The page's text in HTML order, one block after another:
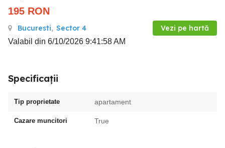
195 RON
Bucuresti, Sector 4 Vezi pe hartă
Valabil din 6/10/2026 9:41:58 AM
Specificații
Tip proprietate apartament
Cazare muncitori True